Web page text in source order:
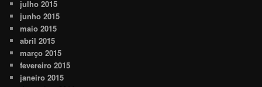
julho 2015
junho 2015
maio 2015
abril 2015
março 2015
fevereiro 2015
janeiro 2015